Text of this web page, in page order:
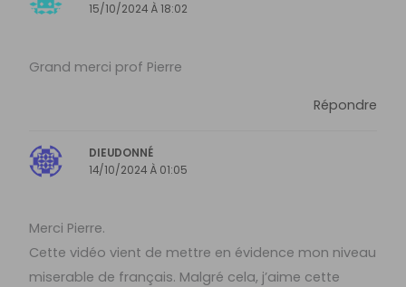
15/10/2024 À 18:02
Grand merci prof Pierre
Répondre
DIEUDONNÉ
14/10/2024 À 01:05
Merci Pierre.
Cette vidéo vient de mettre en évidence mon niveau
miserable de français. Malgré cela, j’aime cette